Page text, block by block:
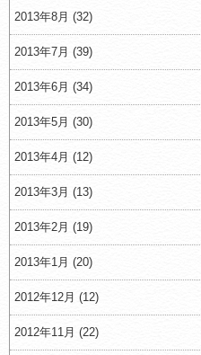
2013年8月 (32)
2013年7月 (39)
2013年6月 (34)
2013年5月 (30)
2013年4月 (12)
2013年3月 (13)
2013年2月 (19)
2013年1月 (20)
2012年12月 (12)
2012年11月 (22)